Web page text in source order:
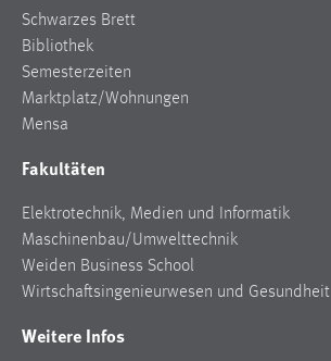
Schwarzes Brett
Bibliothek
Semesterzeiten
Marktplatz/Wohnungen
Mensa
Fakultäten
Elektrotechnik, Medien und Informatik
Maschinenbau/Umwelttechnik
Weiden Business School
Wirtschaftsingenieurwesen und Gesundheit
Weitere Infos